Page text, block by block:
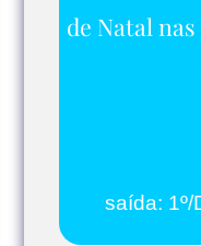
de Natal
saída: